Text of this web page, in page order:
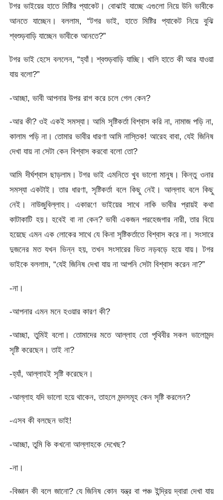
টগর ভাইয়ের হাতে মিষ্টির প্যাকেট। বোঝাই যাচ্ছে এগুলো নিয়ে উনি ভাবীকে
আনতে যাচ্ছেন। বললাম, “টগর ভাই, হাতে মিষ্টির প্যাকেট নিয়ে বুঝি
শ্বশুড়বাড়ি যাচ্ছেন ভাবীকে আনতে?”
টগর ভাই হেসে বললেন, “হ্যাঁ। শ্বশুড়বাড়ি যাচ্ছি। খালি হাতে কী আর যাওয়া
যায় বলো?”
-আচ্ছা, ভাবী আপনার উপর রাগ করে চলে গেল কেন?
-আর কী? ওই একই সমস্যা। আমি সৃষ্টিকর্তা বিশ্বাস করি না, নামাজ পড়ি না,
কালাম পড়ি না। তোমার ভাবীর ধারণা আমি নাস্তিক! আরেহ বাবা, যেই জিনিষ
দেখা যায় না সেটা কেন বিশ্বাস করবো বলো তো?
আমি দীর্ঘশ্বাস ছাড়লাম। টগর ভাই এমনিতে খুব ভালো মানুষ। কিন্তু ওনার
সমস্যা একটাই। তার ধারণা, সৃষ্টিকর্তা বলে কিছু নেই। আল্লাহ বলে কিছু
নেই। নাউজুবিল্লাহ। একারণে ভাইয়ের সাথে নাকি ভাবীর প্রায়ই কথা
কাটাকাটি হয়। হবেই বা না কেন? ভাবী একজন পরহেজগার নারী, তার বিয়ে
হয়েছে এমন এক লোকের সাথে যে কিনা সৃষ্টিকর্তাতে বিশ্বাস করে না। সংসারে
দুজনের মত যখন ভিন্ন হয়, তখন সংসারের ভিত নড়বড়ে হয়ে যায়। টগর
ভাইকে বললাম, “যেই জিনিষ দেখা যায় না আপনি সেটা বিশ্বাস করেন না?”
-না।
-আপনার এমন মনে হওয়ার কারণ কী?
-আচ্ছা, তুমিই বলো। তোমাদের মতে আল্লাহ তো পৃথিবীর সকল ভালোমন্দ
সৃষ্টি করেছেন। তাই না?
-হ্যাঁ, আল্লাহই সৃষ্টি করেছেন।
-আল্লাহ যদি ভালো হয়ে থাকেন, তাহলে মন্দসমূহ কেন সৃষ্টি করলেন?
-এসব কী বলছেন ভাই!
-আচ্ছা, তুমি কি কখনো আল্লাহকে দেখেছ?
-না।
-বিজ্ঞান কী বলে জানো? যে জিনিষ কোন যন্ত্র বা পঞ্চ ইন্দ্রিয় দ্বারা দেখা যায়